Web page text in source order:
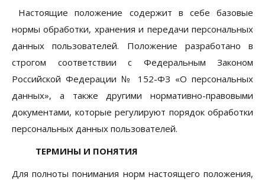
Настоящие положение содержит в себе базовые
нормы обработки, хранения и передачи персональных
данных пользователей. Положение разработано в
строгом соответствии с Федеральным Законом
Российской Федерации № 152-ФЗ «О персональных
данных», а также другими нормативно-правовыми
документами, которые регулируют порядок обработки
персональных данных пользователей.
ТЕРМИНЫ И ПОНЯТИЯ
Для полноты понимания норм настоящего положения,